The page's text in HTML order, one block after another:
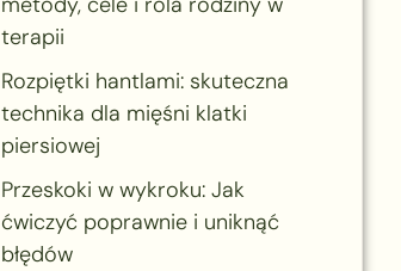
terapii
Rozpiętki hantlami: skuteczna
technika dla mięśni klatki
piersiowej
Przeskoki w wykroku: Jak
ćwiczyć poprawnie i uniknąć
błędów